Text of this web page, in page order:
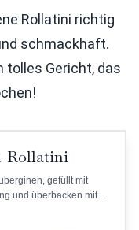
Rollatini richtig
schmackhaft.
tolles Gericht, das
Rollatini
gefüllt mit
und überbacken mit